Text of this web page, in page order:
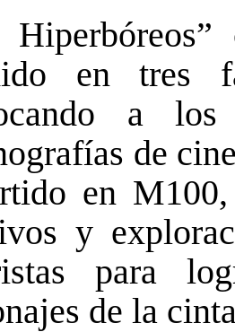
en tres
a
de
en
y
para
de la